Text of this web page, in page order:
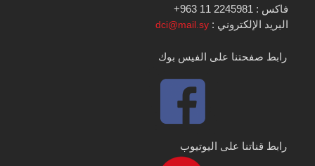
فاكس : 2245981 11 963+
البريد الإلكتروني :dci@mail.sy
رابط صفحتنا على الفيس بوك
رابط قناتنا على اليوتيوب